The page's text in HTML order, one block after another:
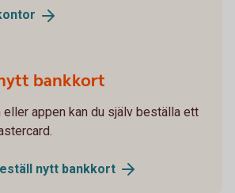
bankkort
eller appen kan du själv beställa ett
nytt bankkort